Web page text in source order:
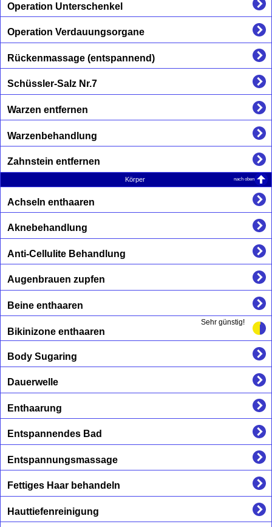
Operation Unterschenkel
Operation Verdauungsorgane
Rückenmassage (entspannend)
Schüssler-Salz Nr.7
Warzen entfernen
Warzenbehandlung
Zahnstein entfernen
Körper nach oben
Achseln enthaaren
Aknebehandlung
Anti-Cellulite Behandlung
Augenbrauen zupfen
Beine enthaaren
Sehr günstig!
Bikinizone enthaaren
Body Sugaring
Dauerwelle
Enthaarung
Entspannendes Bad
Entspannungsmassage
Fettiges Haar behandeln
Hauttiefenreinigung